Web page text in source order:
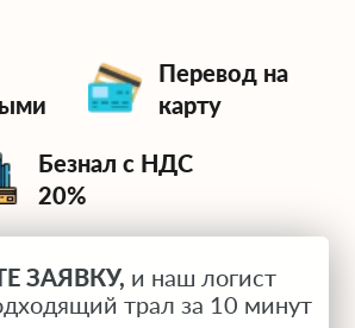
Перевод на
карту
Безнал с НДС
20%
ЗАЯВКУ, и наш логист
трал за 10 минут